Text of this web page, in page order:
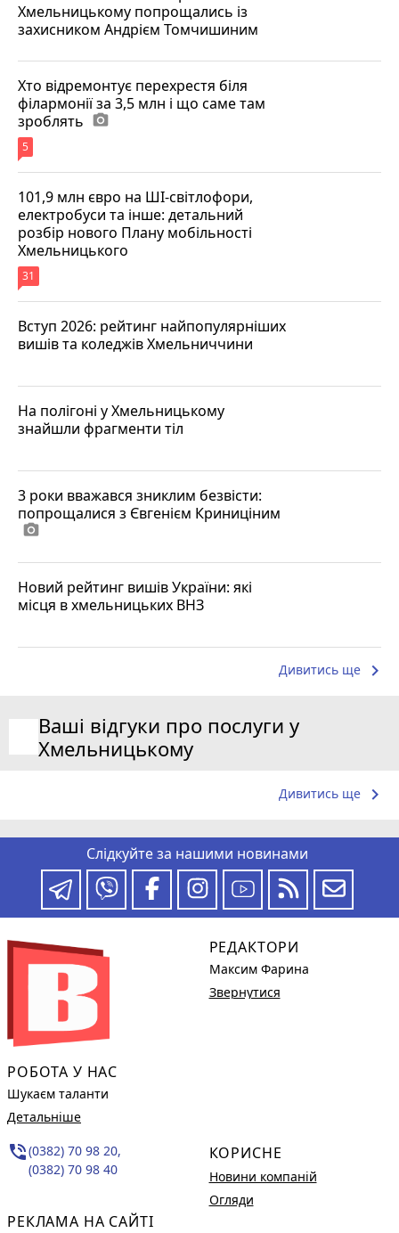
Хмельницькому попрощались із
захисником Андрієм Томчишиним
Хто відремонтує перехрестя біля
філармонії за 3,5 млн і що саме там
зроблять photo_camera
5
101,9 млн євро на ШІ-світлофори,
електробуси та інше: детальний
розбір нового Плану мобільності
Хмельницького
31
Вступ 2026: рейтинг найпопулярніших
вишів та коледжів Хмельниччини
На полігоні у Хмельницькому
знайшли фрагменти тіл
3 роки вважався зниклим безвісти:
попрощалися з Євгенієм Криниціним
photo_camera
Новий рейтинг вишів України: які
місця в хмельницьких ВНЗ
Дивитись ще keyboard_arrow_right
Ваші відгуки про послуги у
Хмельницькому
Дивитись ще keyboard_arrow_right
Слідкуйте за нашими новинами
РОБОТА У НАС
Шукаєм таланти
Детальніше
phone_in_talk(0382) 70 98 20,
(0382) 70 98 40
РЕКЛАМА НА САЙТІ
РЕДАКТОРИ
Максим Фарина
Звернутися
КОРИСНЕ
Новини компаній
Огляди